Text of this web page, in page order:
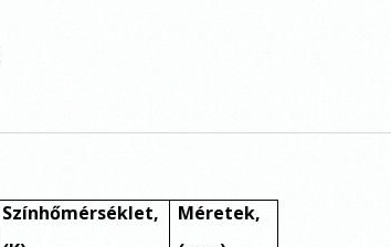
Színhőmérséklet,
Méretek,